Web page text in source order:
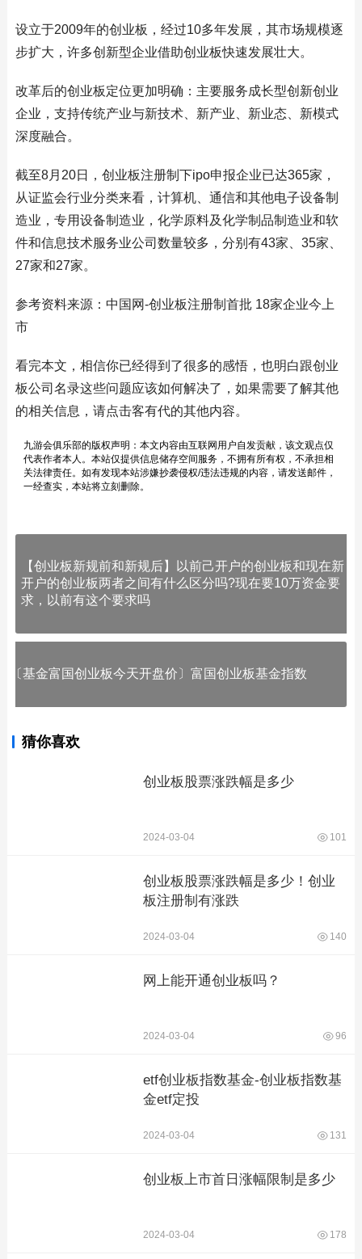
设立于2009年的创业板，经过10多年发展，其市场规模逐
步扩大，许多创新型企业借助创业板快速发展壮大。
改革后的创业板定位更加明确：主要服务成长型创新创业
企业，支持传统产业与新技术、新产业、新业态、新模式
深度融合。
截至8月20日，创业板注册制下ipo申报企业已达365家，
从证监会行业分类来看，计算机、通信和其他电子设备制
造业，专用设备制造业，化学原料及化学制品制造业和软
件和信息技术服务业公司数量较多，分别有43家、35家、
27家和27家。
参考资料来源：中国网-创业板注册制首批 18家企业今上
市
看完本文，相信你已经得到了很多的感悟，也明白跟创业
板公司名录这些问题应该如何解决了，如果需要了解其他
的相关信息，请点击客有代的其他内容。
九游会俱乐部的版权声明：本文内容由互联网用户自发贡献，该文观点仅
代表作者本人。本站仅提供信息储存空间服务，不拥有所有权，不承担相
关法律责任。如有发现本站涉嫌抄袭侵权/违法违规的内容，请发送邮件，
一经查实，本站将立刻删除。
【创业板新规前和新规后】以前己开户的创业板和现在新
开户的创业板两者之间有什么区分吗?现在要10万资金要
求，以前有这个要求吗
〔基金富国创业板今天开盘价〕富国创业板基金指数
猜你喜欢
创业板股票涨跌幅是多少
2024-03-04 101
创业板股票涨跌幅是多少！创业
板注册制有涨跌
2024-03-04 140
网上能开通创业板吗？
2024-03-04 96
etf创业板指数基金-创业板指数基
金etf定投
2024-03-04 131
创业板上市首日涨幅限制是多少
2024-03-04 178